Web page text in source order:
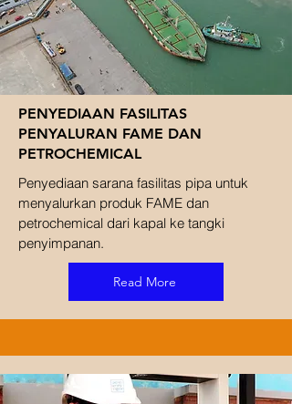
PENYEDIAAN FASILITAS
PENYALURAN FAME DAN
PETROCHEMICAL
Penyediaan sarana fasilitas pipa untuk
menyalurkan produk FAME dan
petrochemical dari kapal ke tangki
penyimpanan.
Read More